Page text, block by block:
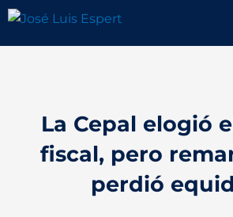
contenido
La Cepal elogió
fiscal, pero
perdió